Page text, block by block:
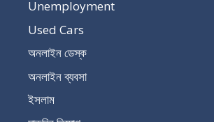
Unemployment
Used Cars
অনলাইন ডেস্ক
অনলাইন ব্যবসা
ইসলাম